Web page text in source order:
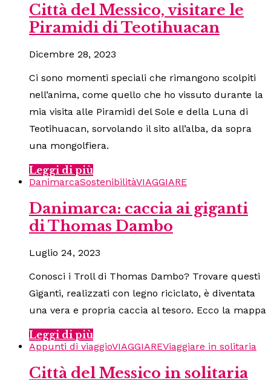
Città del Messico, visitare le
Piramidi di Teotihuacan
Dicembre 28, 2023
Ci sono momenti speciali che rimangono scolpiti
nell’anima, come quello che ho vissuto durante la
mia visita alle Piramidi del Sole e della Luna di
Teotihuacan, sorvolando il sito all’alba, da sopra
una mongolfiera.
Leggi di più
DanimarcaSostenibilitàVIAGGIARE
Danimarca: caccia ai giganti
di Thomas Dambo
Luglio 24, 2023
Conosci i Troll di Thomas Dambo? Trovare questi
Giganti, realizzati con legno riciclato, è diventata
una vera e propria caccia al tesoro. Ecco la mappa
Leggi di più
Appunti di viaggioVIAGGIAREViaggiare in solitaria
Città del Messico in solitaria